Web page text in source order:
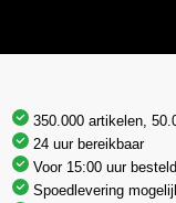
350.000 artikelen,
24 uur bereikbaar
Voor 15:00 uur
Spoedlevering